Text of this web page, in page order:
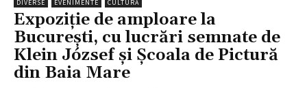
DIVERSE EVENIMENTE CULTURĂ
Expoziție de amploare la
București, cu lucrări semnate de
Klein József și Școala de Pictură
din Baia Mare